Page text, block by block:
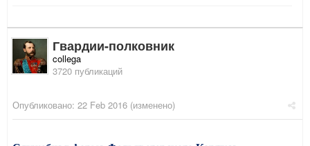
Гвардии-полковник
collega
3720 публикаций
Опубликовано: 22 Feb 2016 (изменено)